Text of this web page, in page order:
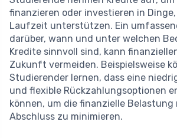
finanzieren oder investieren in
Laufzeit unterstützen. Ein
darüber, wann und unter welchen
Kredite sinnvoll sind, kann
Zukunft vermeiden. Beispielsweise
Studierender lernen, dass eine
und flexible Rückzahlungsoptionen
können, um die finanzielle Belastung
Abschluss zu minimieren.